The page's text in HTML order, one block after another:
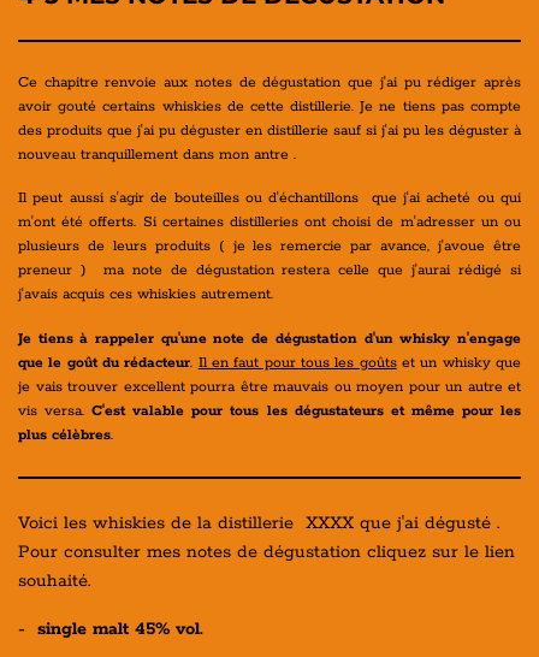
Ce chapitre renvoie aux notes de dégustation que j'ai pu rédiger après
avoir gouté certains whiskies de cette distillerie. Je ne tiens pas compte
des produits que j'ai pu déguster en distillerie sauf si j'ai pu les déguster à
nouveau tranquillement dans mon antre .
Il peut aussi s'agir de bouteilles ou d'échantillons que j'ai acheté ou qui
m'ont été offerts. Si certaines distilleries ont choisi de m'adresser un ou
plusieurs de leurs produits ( je les remercie par avance, j'avoue être
preneur ) ma note de dégustation restera celle que j'aurai rédigé si
j'avais acquis ces whiskies autrement.
Je tiens à rappeler qu'une note de dégustation d'un whisky n'engage
que le goût du rédacteur. Il en faut pour tous les goûtset un whisky que
je vais trouver excellent pourra être mauvais ou moyen pour un autre et
vis versa.C'est valable pour tous les dégustateurs et même pour les
plus célèbres.
Voici les whiskies de la distillerie XXXX que j'ai dégusté .
Pour consulter mes notes de dégustation cliquez sur le lien
souhaité.
- single malt 45% vol.